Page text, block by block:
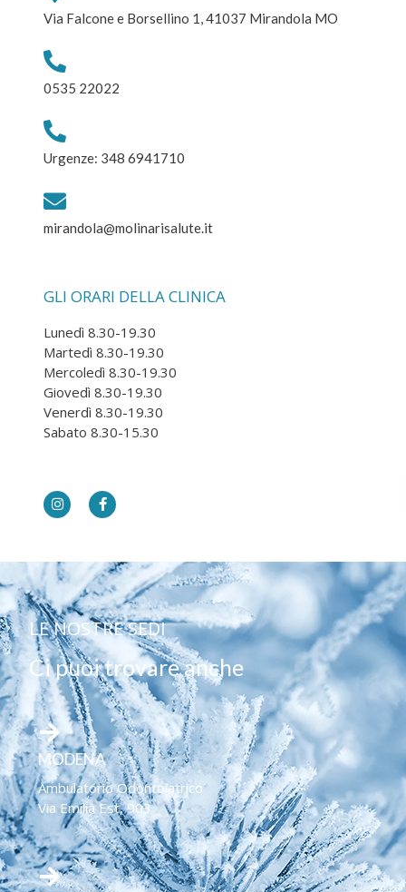
Via Falcone e Borsellino 1, 41037 Mirandola MO
0535 22022
Urgenze: 348 6941710
mirandola@molinarisalute.it
GLI ORARI DELLA CLINICA
Lunedì 8.30-19.30
Martedì 8.30-19.30
Mercoledì 8.30-19.30
Giovedì 8.30-19.30
Venerdì 8.30-19.30
Sabato 8.30-15.30
LE NOSTRE SEDI
Ci puoi trovare anche
MODENA
Ambulatorio Odontoiatrico
Via Emilia Est, 903